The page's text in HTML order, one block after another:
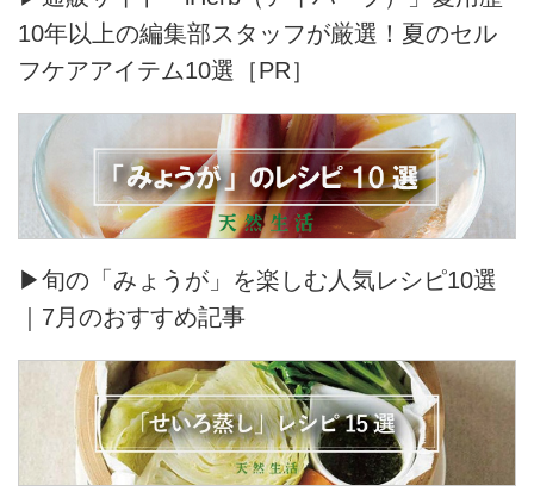
10年以上の編集部スタッフが厳選！夏のセル
フケアアイテム10選［PR］
▶旬の「みょうが」を楽しむ人気レシピ10選
｜7月のおすすめ記事